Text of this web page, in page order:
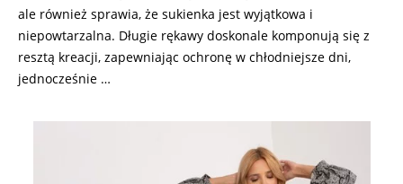
ale również sprawia, że sukienka jest wyjątkowa i
niepowtarzalna. Długie rękawy doskonale komponują się z
resztą kreacji, zapewniając ochronę w chłodniejsze dni,
jednocześnie …